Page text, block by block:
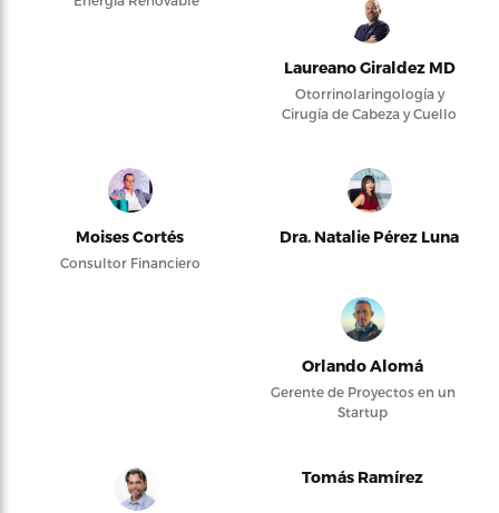
Laureano Giraldez MD
Otorrinolaringología y
Cirugía de Cabeza y Cuello
Moises Cortés
Consultor Financiero
Dra. Natalie Pérez Luna
Orlando Alomá
Gerente de Proyectos en un
Startup
Tomás Ramírez